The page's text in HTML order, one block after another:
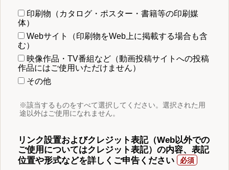
印刷物（カタログ・ポスター・書籍等の印刷媒
体）
Webサイト（印刷物をWeb上に掲載する場合も含
む）
映像作品・TV番組など（動画投稿サイトへの投稿
作品にはご使用いただけません）
その他
※該当するものをすべて選択してください。選択された用
途以外はご使用になれません。
リンク設置およびクレジット表記（Web以外での
ご使用についてはクレジット表記）の内容、表記
位置や形式などを詳しくご申告ください